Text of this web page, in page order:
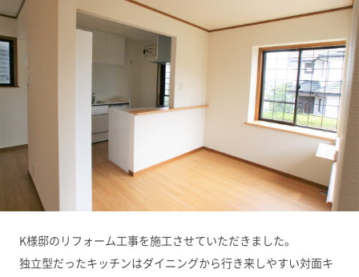
K様邸のリフォーム工事を施工させていただきました。
独立型だったキッチンはダイニングから行き来しやすい対面キ